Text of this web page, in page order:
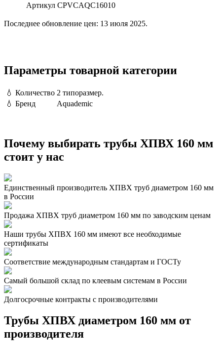
Артикул CPVCAQC16010
Последнее обновление цен: 13 июля 2025.
Параметры товарной категории
💧 Количество 2 типоразмер.
💧 Бренд Aquademic
Почему выбирать трубы ХПВХ 160 мм
стоит у нас
Единственный производитель ХПВХ труб диаметром 160 мм
в России
Продажа ХПВХ труб диаметром 160 мм по заводским ценам
Наши трубы ХПВХ 160 мм имеют все необходимые
сертификаты
Соответствие международным стандартам и ГОСТу
Самый большой склад по клеевым системам в России
Долгосрочные контракты с производителями
Трубы ХПВХ диаметром 160 мм от
производителя